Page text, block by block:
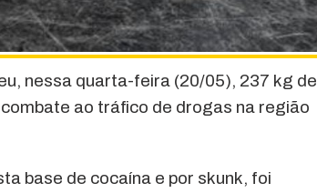
nessa quarta-feira (20/05), 237 kg de
ao tráfico de drogas na região
base de cocaína e por skunk, foi